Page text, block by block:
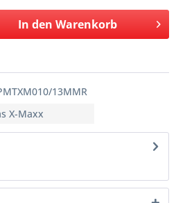
In den Warenkorb
13MMR
X-Maxx